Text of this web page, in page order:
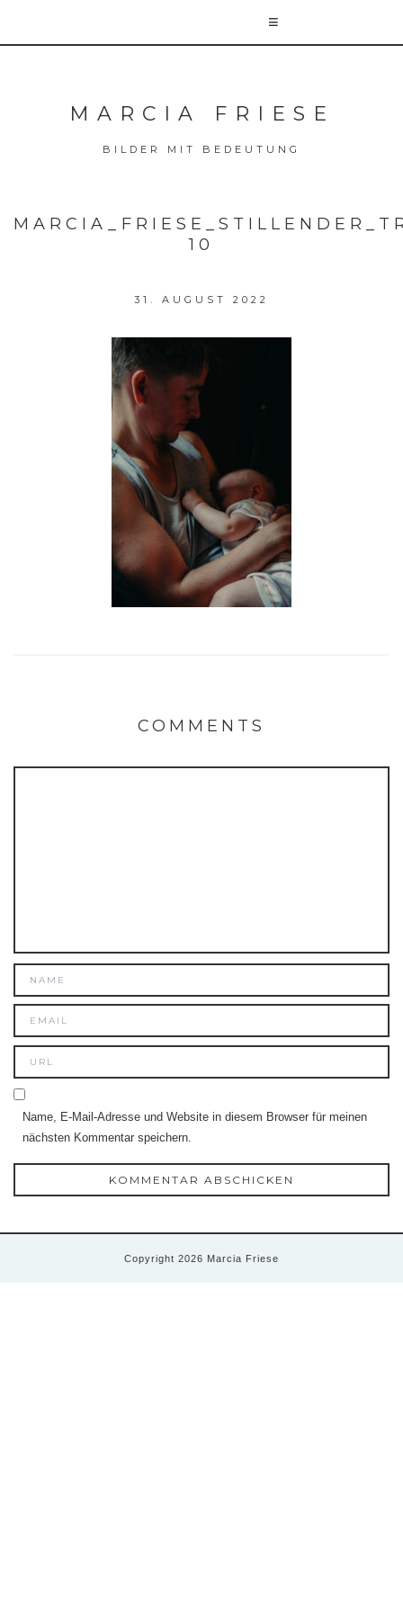
MARCIA FRIESE
BILDER MIT BEDEUTUNG
10
31. AUGUST 2022
COMMENTS
Name, E-Mail-Adresse und Website in diesem Browser für meinen
nächsten Kommentar speichern.
Copyright 2026 Marcia Friese